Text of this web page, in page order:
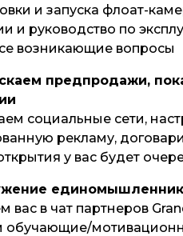
и запуска флоат-
и руководство по
возникающие вопросы
предпродажи,
социальные сети,
рекламу,
у вас будет
вас в чат партнеров
обучающие/